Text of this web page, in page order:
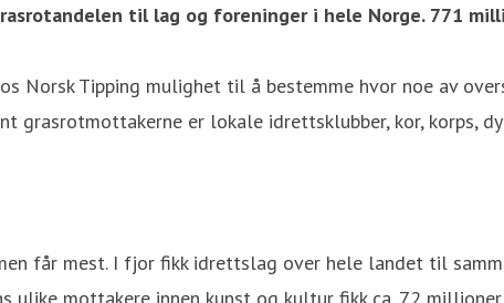
til lag og foreninger i hele Norge. 771
Norsk Tipping mulighet til å bestemme hvor noe av
grasrotmottakerne er lokale idrettsklubber, kor, korps,
får mest. I fjor fikk idrettslag over hele landet til
ulike mottakere innen kunst og kultur fikk ca. 72